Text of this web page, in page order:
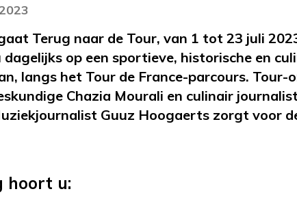
Terug naar de Tour, van 1 tot 23 juli
op een sportieve, historische en
langs het Tour de France-parcours. Tour-
Chazia Mourali en culinair
Guuz Hoogaerts zorgt voor
hoort u: